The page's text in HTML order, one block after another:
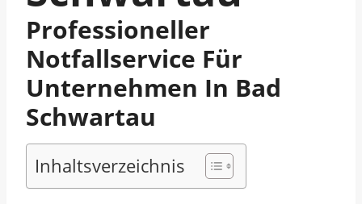
Professioneller
Notfallservice Für
Unternehmen In Bad
Schwartau
Inhaltsverzeichnis